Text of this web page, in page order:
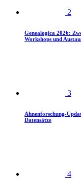
2
Genealogica 2026:
Workshops und
3
Ahnenforschung-
Datensätze
4